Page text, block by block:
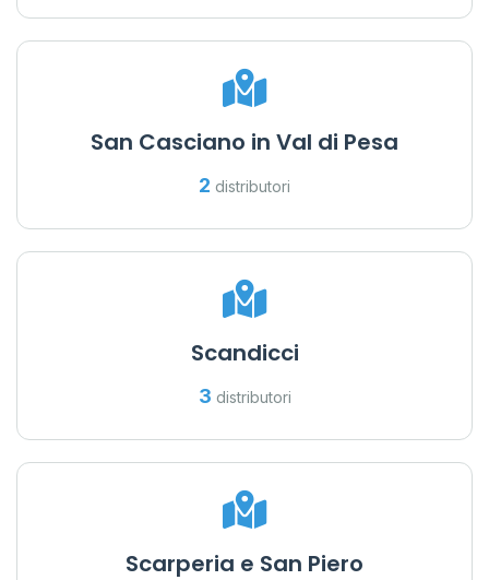
San Casciano in Val di Pesa
2 distributori
Scandicci
3 distributori
Scarperia e San Piero